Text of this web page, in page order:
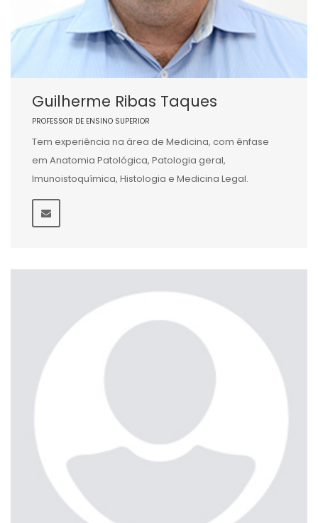
Guilherme Ribas Taques
PROFESSOR DE ENSINO SUPERIOR
Tem experiência na área de Medicina, com ênfase
em Anatomia Patológica, Patologia geral,
Imunoistoquímica, Histologia e Medicina Legal.